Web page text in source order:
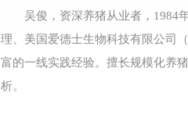
吴俊，资深养猪从业者，1984
理、美国爱德士生物科技有限公司
富的一线实践经验。擅长规模化养
析。